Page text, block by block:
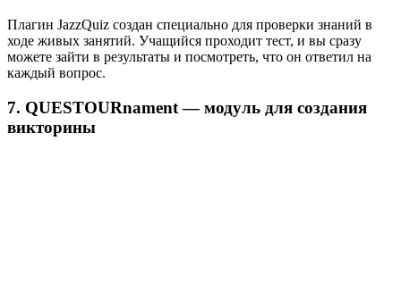
Плагин JazzQuiz создан специально для проверки знаний в
ходе живых занятий. Учащийся проходит тест, и вы сразу
можете зайти в результаты и посмотреть, что он ответил на
каждый вопрос.
7. QUESTOURnament — модуль для создания
викторины